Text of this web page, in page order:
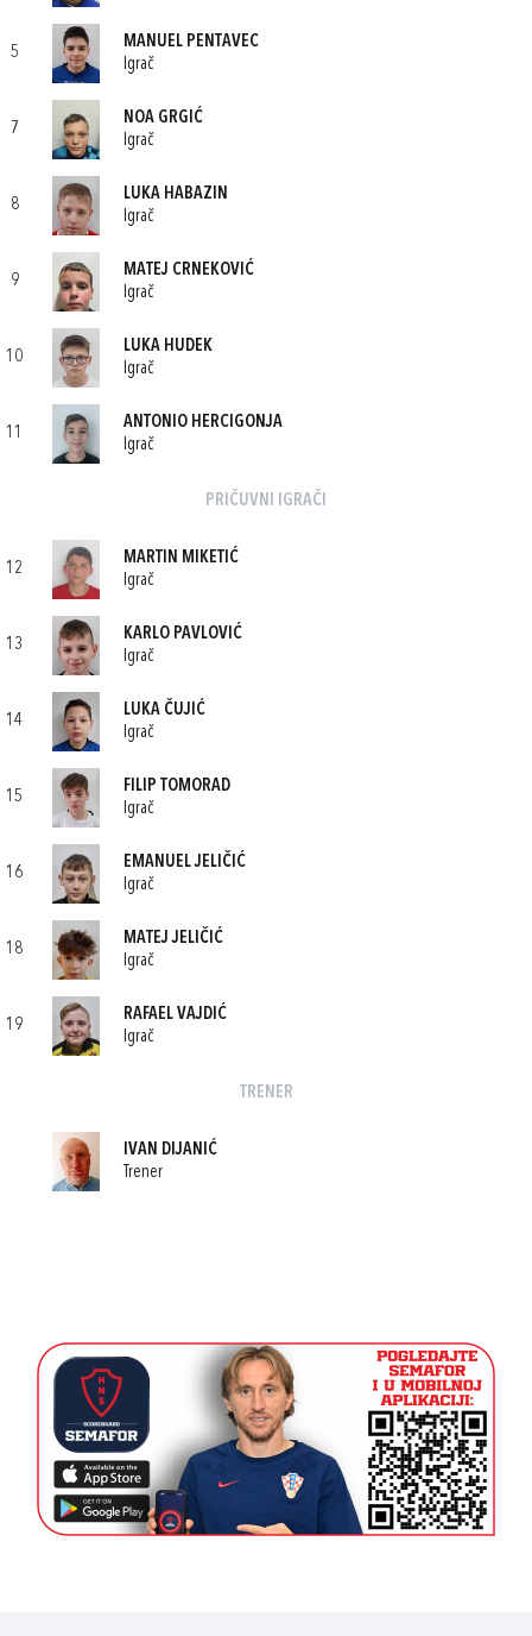
5
MANUEL PENTAVEC
Igrač
7
NOA GRGIĆ
Igrač
8
LUKA HABAZIN
Igrač
9
MATEJ CRNEKOVIĆ
Igrač
10
LUKA HUDEK
Igrač
11
ANTONIO HERCIGONJA
Igrač
PRIČUVNI IGRAČI
12
MARTIN MIKETIĆ
Igrač
13
KARLO PAVLOVIĆ
Igrač
14
LUKA ČUJIĆ
Igrač
15
FILIP TOMORAD
Igrač
16
EMANUEL JELIČIĆ
Igrač
18
MATEJ JELIČIĆ
Igrač
19
RAFAEL VAJDIĆ
Igrač
TRENER
IVAN DIJANIĆ
Trener